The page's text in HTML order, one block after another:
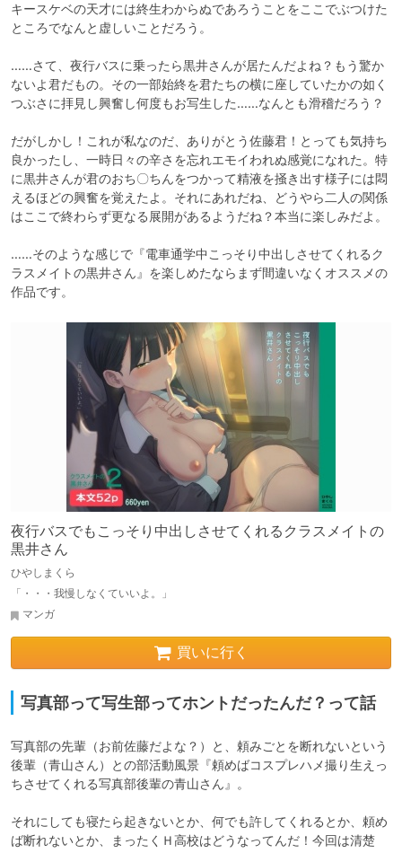
キースケベの天才には終生わからぬであろうことをここでぶつけた
ところでなんと虚しいことだろう。
……さて、夜行バスに乗ったら黒井さんが居たんだよね？もう驚か
ないよ君だもの。その一部始終を君たちの横に座していたかの如く
つぶさに拝見し興奮し何度もお写生した……なんとも滑稽だろう？
だがしかし！これが私なのだ、ありがとう佐藤君！とっても気持ち
良かったし、一時日々の辛さを忘れエモイわれぬ感覚になれた。特
に黒井さんが君のおち〇ちんをつかって精液を掻き出す様子には悶
えるほどの興奮を覚えたよ。それにあれだね、どうやら二人の関係
はここで終わらず更なる展開があるようだね？本当に楽しみだよ。
……そのような感じで『電車通学中こっそり中出しさせてくれるク
ラスメイトの黒井さん』を楽しめたならまず間違いなくオススメの
作品です。
夜行バスでもこっそり中出しさせてくれるクラスメイトの
黒井さん
ひやしまくら
「・・・我慢しなくていいよ。」
マンガ
買いに行く
写真部って写生部ってホントだったんだ？って話
写真部の先輩（お前佐藤だよな？）と、頼みごとを断れないという
後輩（青山さん）との部活動風景『頼めばコスプレハメ撮り生えっ
ちさせてくれる写真部後輩の青山さん』。
それにしても寝たら起きないとか、何でも許してくれるとか、頼め
ば断れないとか、まったくＨ高校はどうなってんだ！今回は清楚